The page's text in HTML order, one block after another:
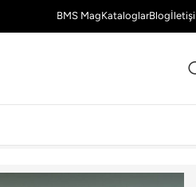
BMS MagKataloglarBlog